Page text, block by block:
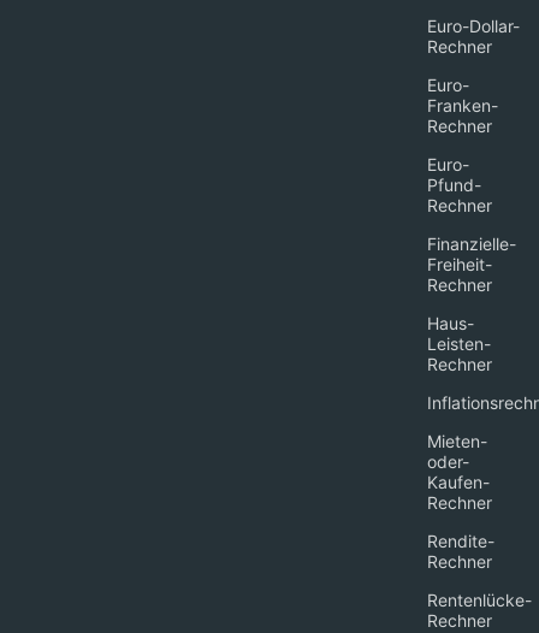
Euro-Dollar-
Rechner
Euro-
Franken-
Rechner
Euro-
Pfund-
Rechner
Finanzielle-
Freiheit-
Rechner
Haus-
Leisten-
Rechner
Mieten-
oder-
Kaufen-
Rechner
Rendite-
Rechner
Rentenlücke-
Rechner